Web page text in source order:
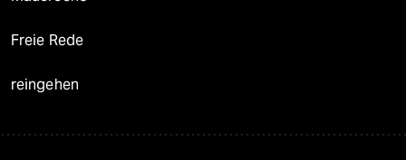
Freie Rede
reingehen